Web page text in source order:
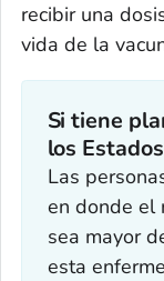
recibir una
vida de la
Si tiene
los
Las
en donde el
sea mayor
esta